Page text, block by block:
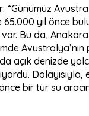
65.000 yıl önce
var. Bu da,
Avustralya’nın
açık denizde
Dolayısıyla,
bir tür su